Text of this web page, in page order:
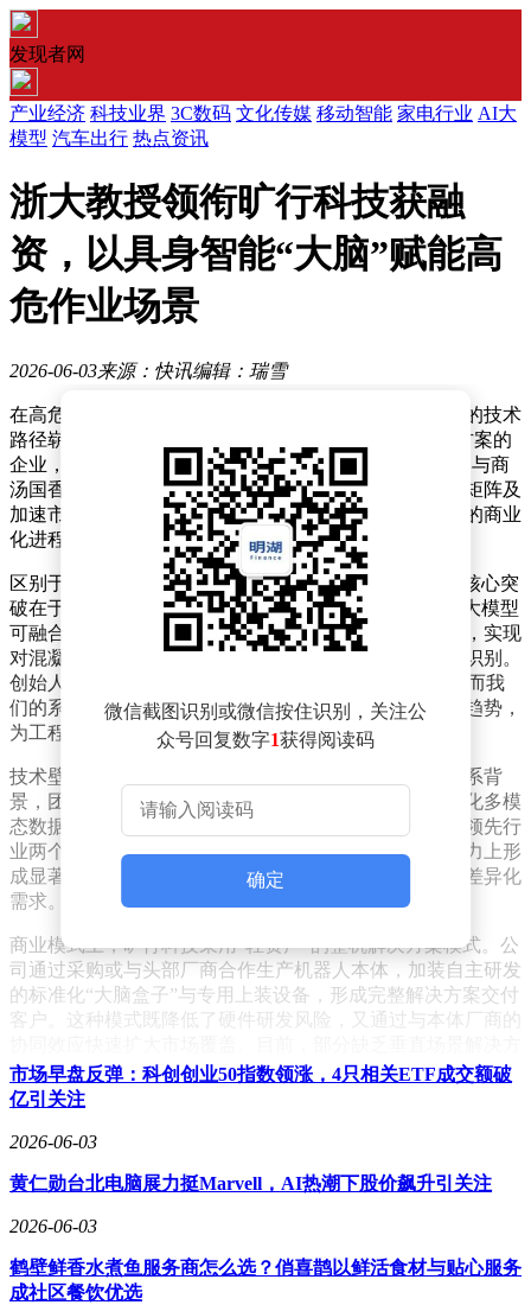
发现者网
产业经济 科技业界 3C数码 文化传媒 移动智能 家电行业 AI大
模型 汽车出行 热点资讯
浙大教授领衔旷行科技获融
资，以具身智能“大脑”赋能高
危作业场景
2026-06-03来源：快讯编辑：瑞雪
在高危工业工程领域，杭州旷行科技有限公司正以独特的技术
路径崭露头角。这家专注于“机器人+AI大脑”运维解决方案的
企业，近期宣布完成数千万元Pre-A轮融资，由财通资本与商
汤国香联合领投。资金将用于深化算法研发、完善产品矩阵及
加速市场拓展，标志着其在资源矿山、能源电力等场景的商业
化进程迈入新阶段。
区别于传统巡检机器人“只看不修”的局限，旷行科技的核心突
破在于为机器赋予“工程师大脑”。其自研的工程多模态大模型
可融合图像、点云、超声、电磁波等十余种传感器数据，实现
对混凝土裂缝、钢结构锈蚀等隐蔽病害的亚毫米级定量识别。
创始人舒江鹏举例称：“普通AI只能判断‘这里有裂缝’，而我
们的系统能精确测量裂缝宽度、走向，甚至预测其扩展趋势，
为工程维护提供决策依据。”
技术壁垒的构建源于长期数据积累。依托浙江大学土木系背
景，团队历时15年构建了全球基建领域规模最大的结构化多模
态数据库，涵盖数百万个专业标注的负样本，数据量级领先行
业两个数量级。这一优势使其算法在诊断精度与泛化能力上形
成显著护城河，可适应矿山、隧道、电力等复杂场景的差异化
需求。
商业模式上，旷行科技采用“轻资产”的整机解决方案模式。公
司通过采购或与头部厂商合作生产机器人本体，加装自主研发
的标准化“大脑盒子”与专用上装设备，形成完整解决方案交付
客户。这种模式既降低了硬件研发风险，又通过与本体厂商的
案的厂商已主动将订单导流至旷行，形成双赢局面。
商业化落地已初见成效。成立首年，旷行科技便与江西铜业、
国家电网等企业签订数千万元合同，其四足机器人在矿山巷
一笔账：一条高危巷道需4名工人两班倒，年成本超百万元；
3年，且能避免安全事故导致的停产损失。不过，他坦言当前
技术覆盖率约50%，剩余场景仍需人工辅助，未来目标是通过
数据迭代将覆盖率提升至90%以上。
微信截图识别或微信按住识别，关注公
众号回复数字1获得阅读码
确定
市场早盘反弹：科创创业50指数领涨，4只相关ETF成交额破
亿引关注
2026-06-03
黄仁勋台北电脑展力挺Marvell，AI热潮下股价飙升引关注
2026-06-03
鹤壁鲜香水煮鱼服务商怎么选？俏喜鹊以鲜活食材与贴心服务
成社区餐饮优选